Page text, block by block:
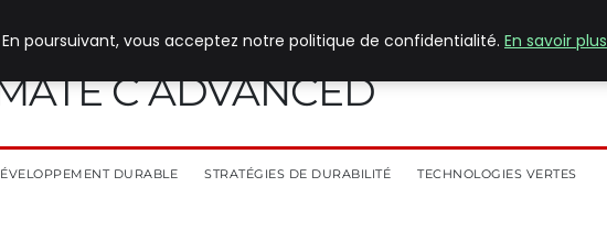
C ADVANCED
DURABLE STRATÉGIES DE DURABILITÉ TECHNOLOGIES VERTES
poursuivant, vous acceptez notre politique de confidentialité. En savoir plus